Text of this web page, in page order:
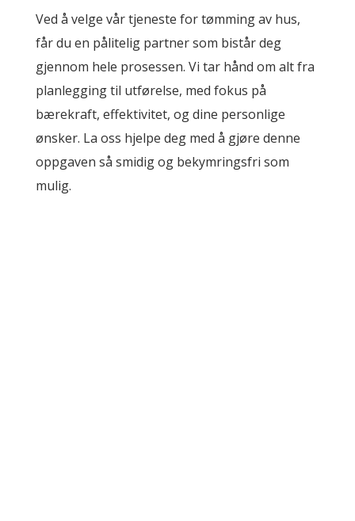
Ved å velge vår tjeneste for tømming av hus,
får du en pålitelig partner som bistår deg
gjennom hele prosessen. Vi tar hånd om alt fra
planlegging til utførelse, med fokus på
bærekraft, effektivitet, og dine personlige
ønsker. La oss hjelpe deg med å gjøre denne
oppgaven så smidig og bekymringsfri som
mulig.